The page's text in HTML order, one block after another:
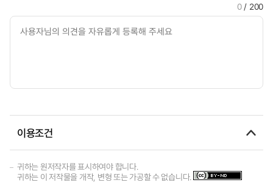
0/ 200
이용조건
귀하는 원저작자를 표시하여야 합니다.
귀하는 이 저작물을 개작, 변형 또는 가공할 수 없습니다.